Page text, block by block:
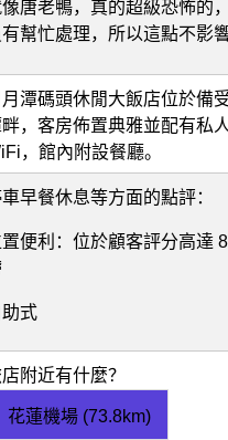
唐老鴨，真的超級恐怖的
有幫忙處理，所以這點不影
月潭碼頭休閒大飯店位於備
，客房佈置典雅並配有私
，館內附設餐廳。
早餐休息等方面的點評：
便利：位於顧客評分高達
助式
附近有什麼？
花蓮機場 (73.8km)